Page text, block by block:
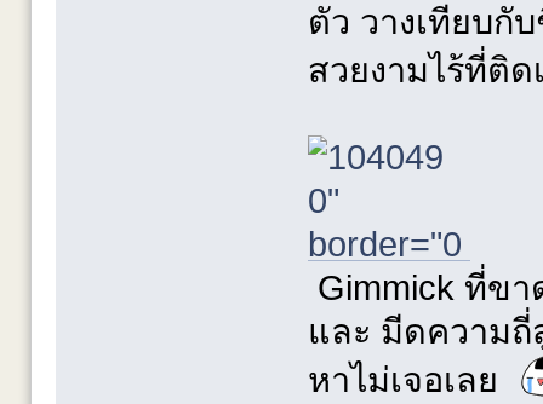
ตัว วางเทียบกั
สวยงามไร้ที่ติ
Gimmick ที่ข
และ มีดความถี่
หาไม่เจอเลย